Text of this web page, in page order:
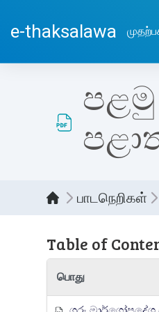
e-thaksalawa
පළමු
பாடநெறிகள்
Table of
பொது